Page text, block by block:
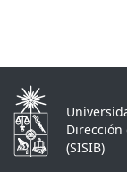
Dirección
(SISIB)